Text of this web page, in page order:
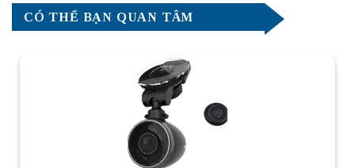
CÓ THỂ BẠN QUAN TÂM